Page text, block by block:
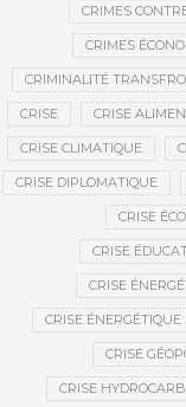
CRIMES
CRIMES
CRIMINALITÉ
CRISE CRISE
CRISE CLIMATIQUE
CRISE DIPLOMATIQUE
CRISE
CRISE
CRISE
CRISE
CRISE
CRISE